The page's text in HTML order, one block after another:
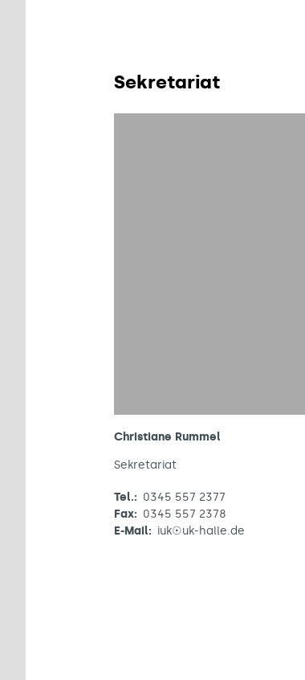
Sekretariat
Christiane Rummel
Sekretariat
Tel.: 0345 557 2377
Fax: 0345 557 2378
E-Mail: iuk☉uk-halle.de